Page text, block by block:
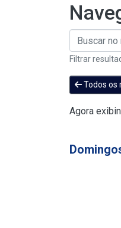
Filtrar
Todos os
Agora